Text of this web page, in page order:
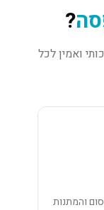
?
ואמין לכל
והמתנות